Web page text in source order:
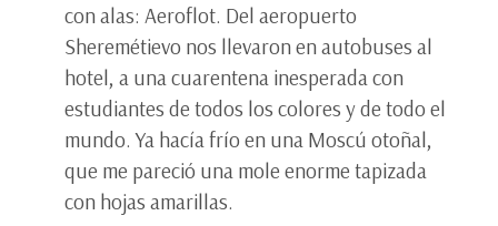
con alas: Aeroflot. Del aeropuerto
Sheremétievo nos llevaron en autobuses al
hotel, a una cuarentena inesperada con
estudiantes de todos los colores y de todo el
mundo. Ya hacía frío en una Moscú otoñal,
que me pareció una mole enorme tapizada
con hojas amarillas.